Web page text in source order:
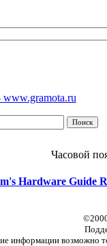
www.gramota.ru
Часовой
Hardware Guide
информации возможно